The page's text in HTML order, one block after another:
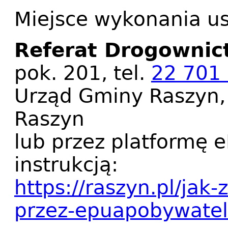
Miejsce wykonania
Referat
pok. 201, tel. 22 701
Urząd Gminy
Raszyn
lub przez platformę
instrukcją:
https://raszyn.pl/jak-
przez-